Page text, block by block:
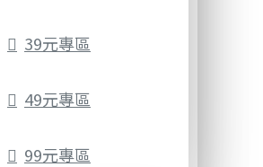
39元專區
49元專區
99元專區